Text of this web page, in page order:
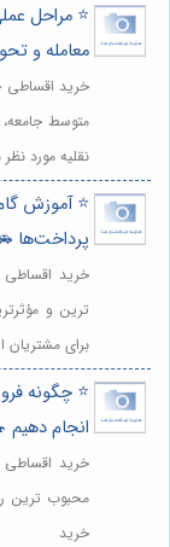
⭐️ مراحل
معامله و
خرید اقساطی
متوسط جامعه،
نقلیه مورد
⭐️ آموزش
پرداخت‌ها
خرید اقساطی
ترین و
برای
⭐️ چگونه
انجام دهیم
خرید اقساطی
محبوب ترین
خرید